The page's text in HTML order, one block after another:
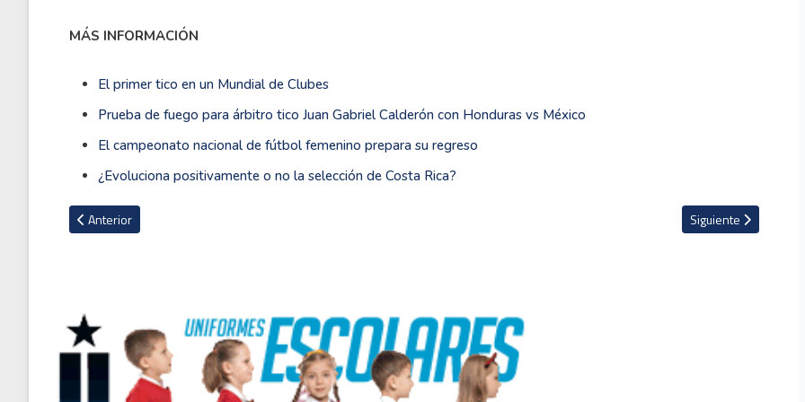
MÁS INFORMACIÓN
El primer tico en un Mundial de Clubes
Prueba de fuego para árbitro tico Juan Gabriel Calderón con Honduras vs México
El campeonato nacional de fútbol femenino prepara su regreso
¿Evoluciona positivamente o no la selección de Costa Rica?
Artículo anterior: Mónaco presenta a joven futbolista procedente del Barcelona
Anterior Artículo siguiente:
Siguiente